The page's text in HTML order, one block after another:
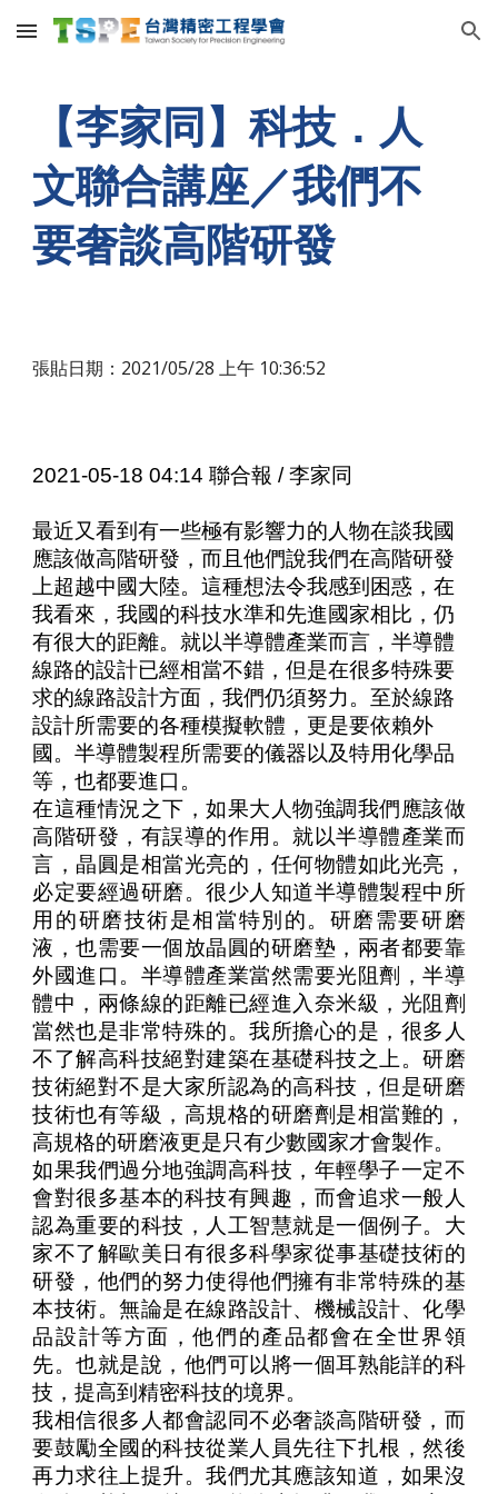
Skip to main content Skip to navigation
【李家同】科技．人
文聯合講座／我們不
要奢談高階研發
張貼日期：2021/05/28 上午 10:36:52
2021-05-18 04:14 聯合報 / 李家同
最近又看到有一些極有影響力的人物在談我國
應該做高階研發，而且他們說我們在高階研發
上超越中國大陸。這種想法令我感到困惑，在
我看來，我國的科技水準和先進國家相比，仍
有很大的距離。就以半導體產業而言，半導體
線路的設計已經相當不錯，但是在很多特殊要
求的線路設計方面，我們仍須努力。至於線路
設計所需要的各種模擬軟體，更是要依賴外
國。半導體製程所需要的儀器以及特用化學品
等，也都要進口。
在這種情況之下，如果大人物強調我們應該做
高階研發，有誤導的作用。就以半導體產業而
言，晶圓是相當光亮的，任何物體如此光亮，
必定要經過研磨。很少人知道半導體製程中所
用的研磨技術是相當特別的。研磨需要研磨
液，也需要一個放晶圓的研磨墊，兩者都要靠
外國進口。半導體產業當然需要光阻劑，半導
體中，兩條線的距離已經進入奈米級，光阻劑
當然也是非常特殊的。我所擔心的是，很多人
不了解高科技絕對建築在基礎科技之上。研磨
技術絕對不是大家所認為的高科技，但是研磨
技術也有等級，高規格的研磨劑是相當難的，
高規格的研磨液更是只有少數國家才會製作。
如果我們過分地強調高科技，年輕學子一定不
會對很多基本的科技有興趣，而會追求一般人
認為重要的科技，人工智慧就是一個例子。大
家不了解歐美日有很多科學家從事基礎技術的
研發，他們的努力使得他們擁有非常特殊的基
本技術。無論是在線路設計、機械設計、化學
品設計等方面，他們的產品都會在全世界領
先。也就是說，他們可以將一個耳熟能詳的科
技，提高到精密科技的境界。
我相信很多人都會認同不必奢談高階研發，而
要鼓勵全國的科技從業人員先往下扎根，然後
再力求往上提升。我們尤其應該知道，如果沒